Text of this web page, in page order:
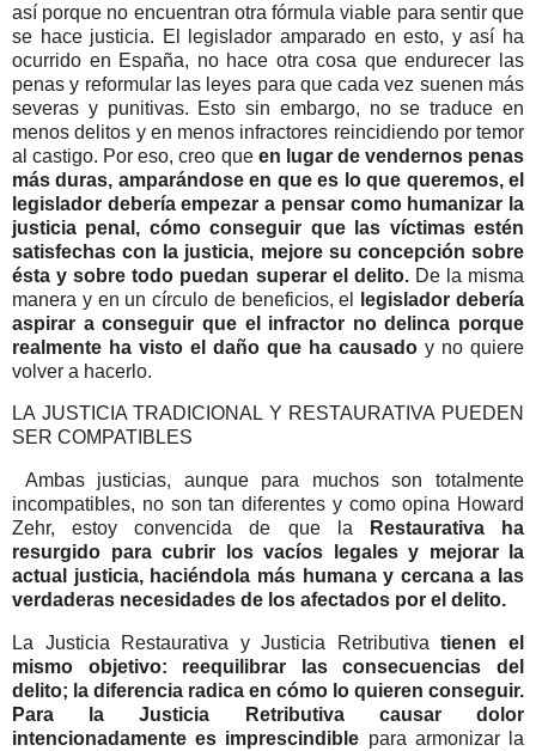
así porque no encuentran otra fórmula viable para sentir que
se hace justicia. El legislador amparado en esto, y así ha
ocurrido en España, no hace otra cosa que endurecer las
penas y reformular las leyes para que cada vez suenen más
severas y punitivas. Esto sin embargo, no se traduce en
menos delitos y en menos infractores reincidiendo por temor
al castigo. Por eso, creo que en lugar de vendernos penas
más duras, amparándose en que es lo que queremos, el
legislador debería empezar a pensar como humanizar la
justicia penal, cómo conseguir que las víctimas estén
satisfechas con la justicia, mejore su concepción sobre
ésta y sobre todo puedan superar el delito. De la misma
manera y en un círculo de beneficios, el
legislador debería
aspirar a conseguir que el infractor no delinca porque
realmente ha visto el daño que ha causado y no quiere
volver a hacerlo.
LA JUSTICIA TRADICIONAL Y RESTAURATIVA PUEDEN
SER COMPATIBLES
Ambas justicias, aunque para muchos son totalmente
incompatibles, no son tan diferentes y como opina Howard
Zehr, estoy convencida de que la
Restaurativa ha
resurgido para cubrir los vacíos legales y mejorar la
actual justicia, haciéndola más humana y cercana a las
verdaderas necesidades de los afectados por el delito.
La Justicia Restaurativa y Justicia Retributivatienen el
mismo objetivo: reequilibrar las consecuencias del
delito; la diferencia radica en cómo lo quieren conseguir.
Para la Justicia Retributiva causar dolor
intencionadamente es imprescindible para armonizar la